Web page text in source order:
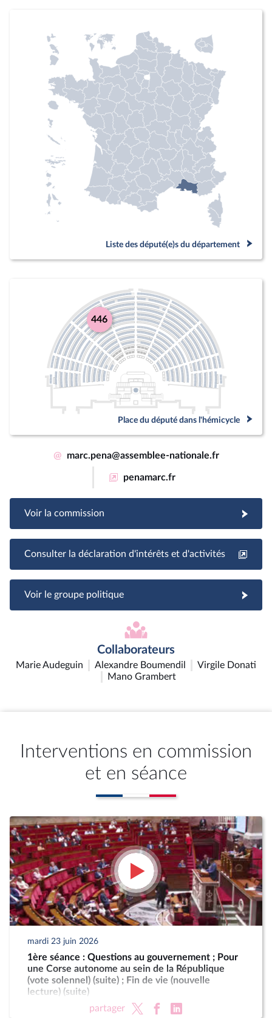
Liste des député(e)s du département
446
Place du député dans l'hémicycle
@ marc.pena@assemblee-nationale.fr
penamarc.fr
Voir la commission
Consulter la déclaration d'intérêts et d'activités
Voir le groupe politique
Collaborateurs
Marie Audeguin Alexandre Boumendil
Virgile Donati
Mano Grambert
Interventions en commission
et en séance
mardi 23 juin 2026
1ère séance : Questions au gouvernement ; Pour
une Corse autonome au sein de la République
(vote solennel) (suite) ; Fin de vie (nouvelle
lecture) (suite)
partager